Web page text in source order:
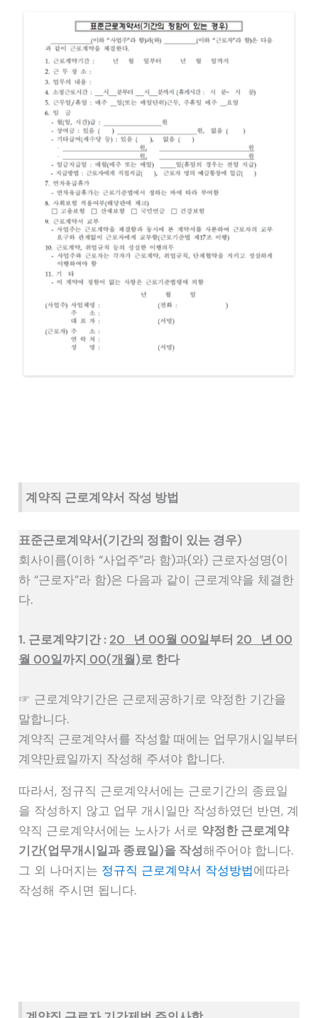
계약직 근로계약서 작성 방법
표준근로계약서(기간의 정함이 있는 경우)
회사이름(이하 “사업주”라 함)과(와) 근로자성명(이
하 “근로자”라 함)은 다음과 같이 근로계약을 체결한
다.
1. 근로계약기간 : 20 년 00월 00일부터 20 년 00
월 00일까지 00(개월)로 한다
☞ 근로계약기간은 근로제공하기로 약정한 기간을
말합니다.
계약직 근로계약서를 작성할 때에는 업무개시일부터
계약만료일까지 작성해 주셔야 합니다.
따라서, 정규직 근로계약서에는 근로기간의 종료일
을 작성하지 않고 업무 개시일만 작성하였던 반면, 계
약직 근로계약서에는 노사가 서로 약정한 근로계약
기간(업무개시일과 종료일)을 작성해주어야 합니다.
그 외 나머지는 정규직 근로계약서 작성방법에따라
작성해 주시면 됩니다.